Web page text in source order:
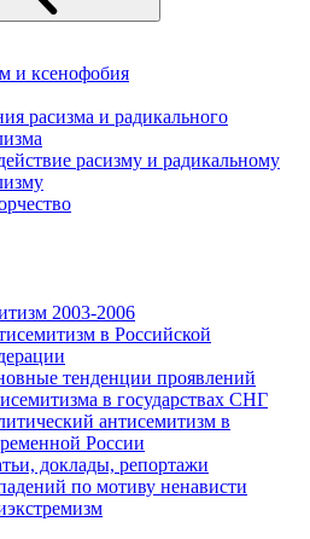
и ксенофобия
расизма и радикального
расизму и радикальному
2003-2006
в Российской
тенденции проявлений
в государствах СНГ
антисемитизм в
России
доклады, репортажи
по мотиву ненависти